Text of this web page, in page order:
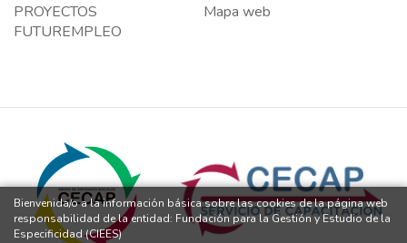
PROYECTOS
FUTUREMPLEO
Mapa web
Bienvenida/o a la información básica sobre las cookies de la página web
responsabilidad de la entidad: Fundación para la Gestión y Estudio de la
Especificidad (CIEES)